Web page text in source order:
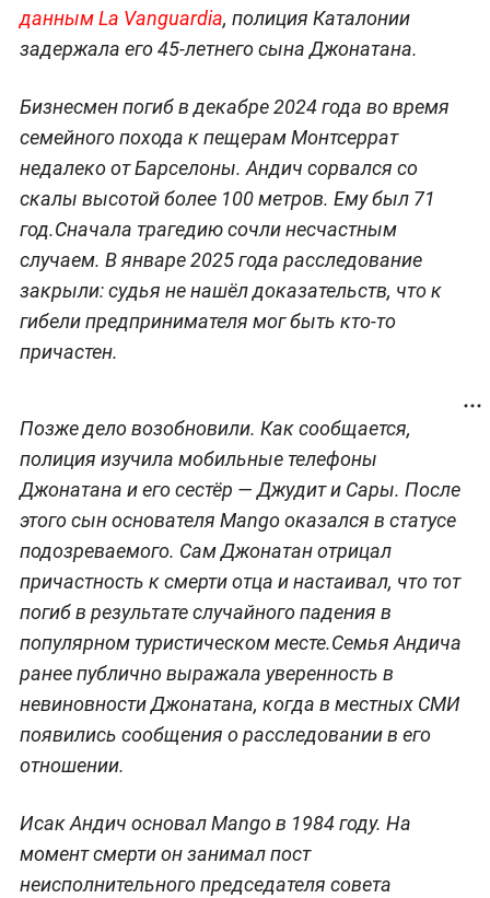
данным La Vanguardia, полиция Каталонии
задержала его 45-летнего сына Джонатана.
Бизнесмен погиб в декабре 2024 года во время
семейного похода к пещерам Монтсеррат
недалеко от Барселоны. Андич сорвался со
скалы высотой более 100 метров. Ему был 71
год.Сначала трагедию сочли несчастным
случаем. В январе 2025 года расследование
закрыли: судья не нашёл доказательств, что к
гибели предпринимателя мог быть кто-то
причастен.
Позже дело возобновили. Как сообщается,
полиция изучила мобильные телефоны
Джонатана и его сестёр — Джудит и Сары. После
этого сын основателя Mango оказался в статусе
подозреваемого. Сам Джонатан отрицал
причастность к смерти отца и настаивал, что тот
погиб в результате случайного падения в
популярном туристическом месте.Семья Андича
ранее публично выражала уверенность в
невиновности Джонатана, когда в местных СМИ
появились сообщения о расследовании в его
отношении.
Исак Андич основал Mango в 1984 году. На
момент смерти он занимал пост
неисполнительного председателя совета